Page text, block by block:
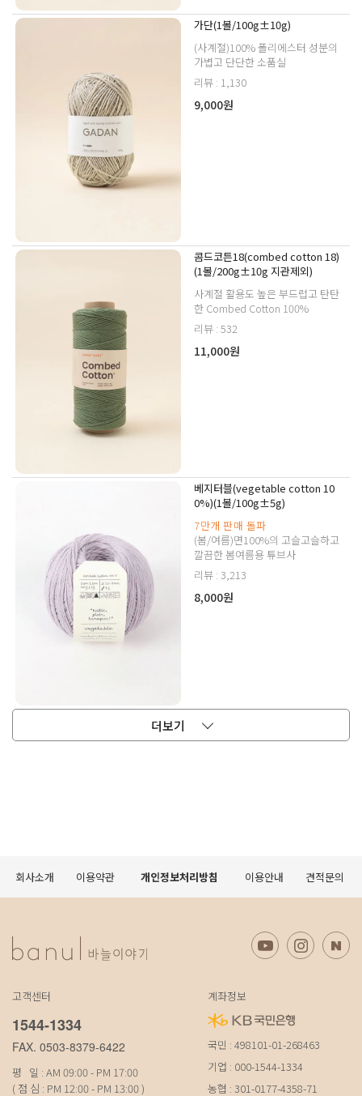
가단(1볼/100g±10g)
(사계절)100% 폴리에스터 성분의
가볍고 단단한 소품실
리뷰 : 1,130
9,000원
콤드코튼18(combed cotton 18)
(1볼/200g±10g 지관제외)
사계절 활용도 높은 부드럽고 탄탄
한 Combed Cotton 100%
리뷰 : 532
11,000원
베지터블(vegetable cotton 10
0%)(1볼/100g±5g)
7만개 판매 돌파
(봄/여름)면100%의 고슬고슬하고
깔끔한 봄여름용 튜브사
리뷰 : 3,213
8,000원
더보기
회사소개 이용약관 개인정보처리방침 이용안내 견적문의
고객센터
1544-1334
FAX. 0503-8379-6422
평 일 : AM 09:00 - PM 17:00
( 점 심 : PM 12:00 - PM 13:00 )
계좌정보
국민 : 498101-01-268463
기업 : 000-1544-1334
농협 : 301-0177-4358-71